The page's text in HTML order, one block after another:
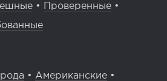
• Проверенные •
• Американские •